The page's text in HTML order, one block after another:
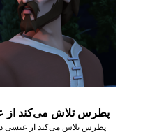
پطرس تلاش می‌کند از عیسی